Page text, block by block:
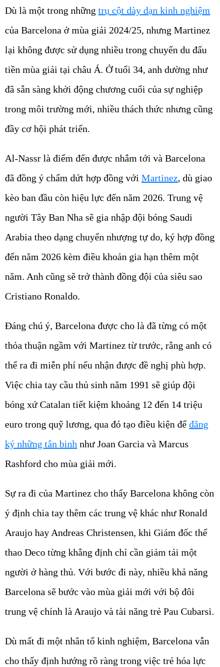
Dù là một trong những trụ cột dày dạn kinh nghiệm
của Barcelona ở mùa giải 2024/25, nhưng Martinez
lại không được sử dụng nhiều trong chuyến du đấu
tiền mùa giải tại châu Á. Ở tuổi 34, anh dường như
đã sẵn sàng khởi động chương cuối của sự nghiệp
trong môi trường mới, nhiều thách thức nhưng cũng
đầy cơ hội phát triển.
Al-Nassr là điểm đến được nhắm tới và Barcelona
đã đồng ý chấm dứt hợp đồng với Martinez, dù giao
kèo ban đầu còn hiệu lực đến năm 2026. Trung vệ
người Tây Ban Nha sẽ gia nhập đội bóng Saudi
Arabia theo dạng chuyển nhượng tự do, ký hợp đồng
đến năm 2026 kèm điều khoản gia hạn thêm một
năm. Anh cũng sẽ trở thành đồng đội của siêu sao
Cristiano Ronaldo.
Đáng chú ý, Barcelona được cho là đã từng có một
thỏa thuận ngầm với Martinez từ trước, rằng anh có
thể ra đi miễn phí nếu nhận được đề nghị phù hợp.
Việc chia tay cầu thủ sinh năm 1991 sẽ giúp đội
bóng xứ Catalan tiết kiệm khoảng 12 đến 14 triệu
euro trong quỹ lương, qua đó tạo điều kiện để đăng
ký những tân binh như Joan Garcia và Marcus
Rashford cho mùa giải mới.
Sự ra đi của Martinez cho thấy Barcelona không còn
ý định chia tay thêm các trung vệ khác như Ronald
Araujo hay Andreas Christensen, khi Giám đốc thể
thao Deco từng khẳng định chỉ cần giảm tải một
người ở hàng thủ. Với bước đi này, nhiều khả năng
Barcelona sẽ bước vào mùa giải mới với bộ đôi
trung vệ chính là Araujo và tài năng trẻ Pau Cubarsi.
Dù mất đi một nhân tố kinh nghiệm, Barcelona vẫn
cho thấy định hướng rõ ràng trong việc trẻ hóa lực